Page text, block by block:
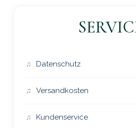
Datenschutz
Versandkosten
Kundenservice